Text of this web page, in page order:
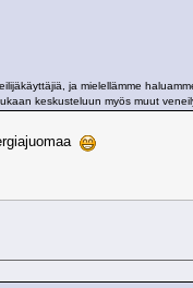
ja mielellämme
keskusteluun myös muut